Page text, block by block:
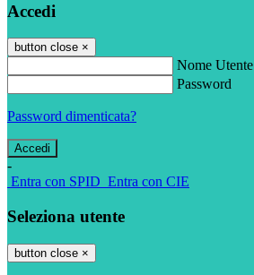
Accedi
button close ×
Nome Utente
Password
Password dimenticata?
-
Entra con SPID Entra con CIE
Seleziona utente
button close ×